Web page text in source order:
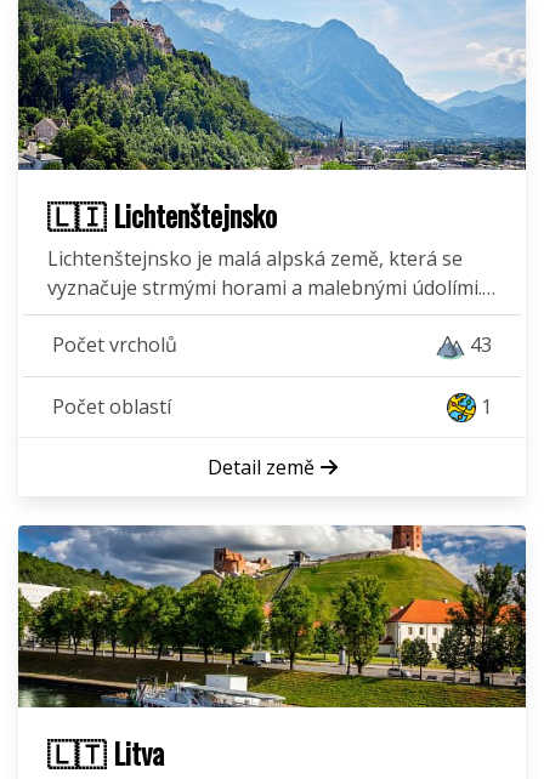
🇱🇮 Lichtenštejnsko
Lichtenštejnsko je malá alpská země, která se
vyznačuje strmými horami a malebnými údolími.…
Počet vrcholů 43
Počet oblastí 1
Detail země
🇱🇹 Litva